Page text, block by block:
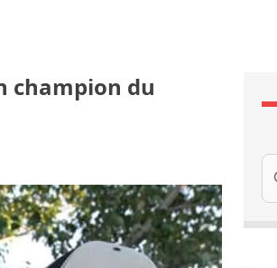
champion du